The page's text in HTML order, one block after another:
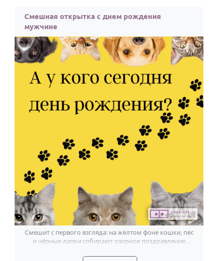
Смешная открытка с днем рождения
мужчине
Смешит с первого взгляда: на жёлтом фоне кошки, пёс
и чёрные лапки собирают озорное поздравление